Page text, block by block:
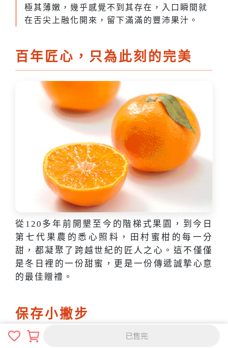
已售完
極其薄嫩，幾乎感覺不到其存在，入口瞬間就
在舌尖上融化開來，留下滿滿的豐沛果汁。
百年匠心，只為此刻的完美
從120多年前開墾至今的階梯式果園，到今日
第七代果農的悉心照料，田村蜜柑的每一分
甜，都凝聚了跨越世紀的匠人之心。這不僅僅
是冬日裡的一份甜蜜，更是一份傳遞誠摯心意
的最佳贈禮。
保存小撇步
透氣是關鍵